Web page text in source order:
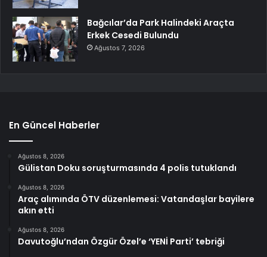
Bağcılar’da Park Halindeki Araçta
Erkek Cesedi Bulundu
Ağustos 7, 2026
En Güncel Haberler
Ağustos 8, 2026
Gülistan Doku soruşturmasında 4 polis tutuklandı
Ağustos 8, 2026
Araç alımında ÖTV düzenlemesi: Vatandaşlar bayilere
akın etti
Ağustos 8, 2026
Davutoğlu’ndan Özgür Özel’e ‘YENİ Parti’ tebriği